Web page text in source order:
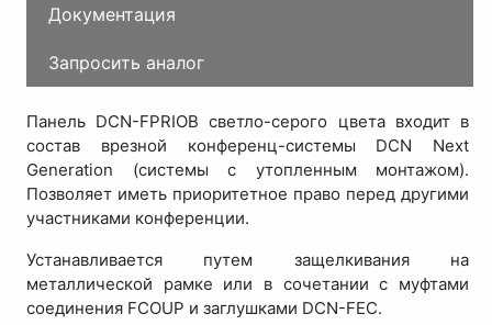
Документация
Запросить аналог
Панель DCN-FPRIOB светло-серого цвета входит в
состав врезной конференц-системы DCN Next
Generation (системы с утопленным монтажом).
Позволяет иметь приоритетное право перед другими
участниками конференции.
Устанавливается путем защелкивания на
металлической рамке или в сочетании с муфтами
соединения FCOUP и заглушками DCN-FEC.